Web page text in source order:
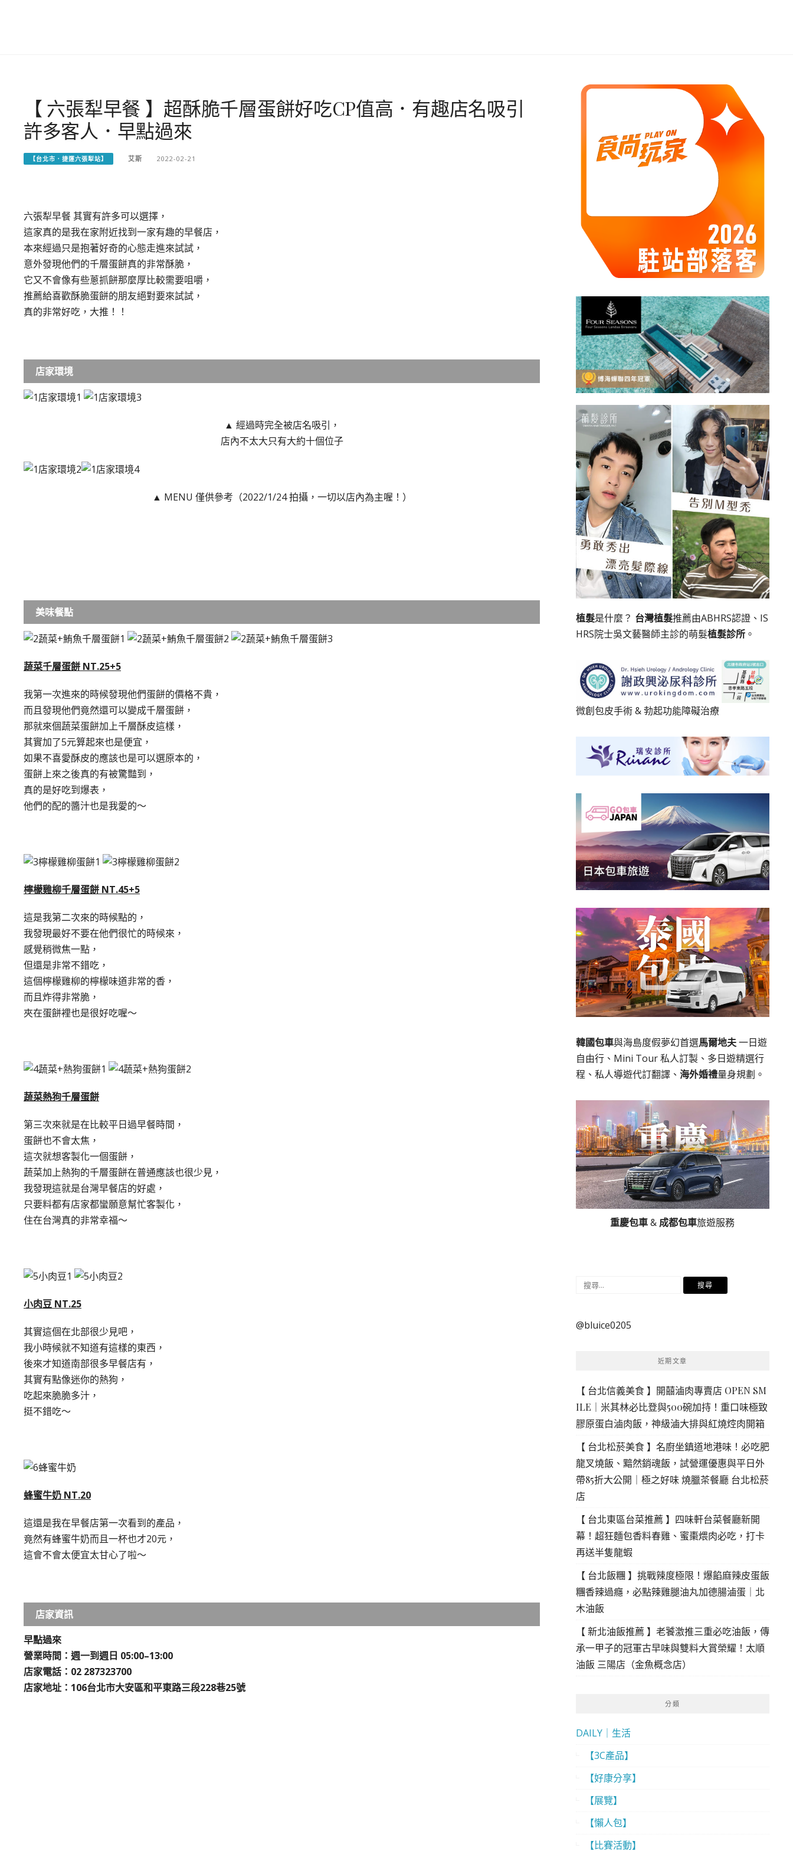
【 六張犁早餐 】超酥脆千層蛋餅好吃CP值高．有趣店名吸引
許多客人．早點過來
【台北市．捷運六張犁站】 艾斯 2022-02-21
六張犁早餐 其實有許多可以選擇，
這家真的是我在家附近找到一家有趣的早餐店，
本來經過只是抱著好奇的心態走進來試試，
意外發現他們的千層蛋餅真的非常酥脆，
它又不會像有些蔥抓餅那麼厚比較需要咀嚼，
推薦給喜歡酥脆蛋餅的朋友絕對要來試試，
真的非常好吃，大推！！
店家環境
▲ 經過時完全被店名吸引，
店內不太大只有大約十個位子
▲ MENU 僅供參考（2022/1/24 拍攝，一切以店內為主喔！）
美味餐點
蔬菜千層蛋餅 NT.25+5
我第一次進來的時候發現他們蛋餅的價格不貴，
而且發現他們竟然還可以變成千層蛋餅，
那就來個蔬菜蛋餅加上千層酥皮這樣，
其實加了5元算起來也是便宜，
如果不喜愛酥皮的應該也是可以選原本的，
蛋餅上來之後真的有被驚豔到，
真的是好吃到爆表，
他們的配的醬汁也是我愛的～
檸檬雞柳千層蛋餅 NT.45+5
這是我第二次來的時候點的，
我發現最好不要在他們很忙的時候來，
感覺稍微焦一點，
但還是非常不錯吃，
這個檸檬雞柳的檸檬味道非常的香，
而且炸得非常脆，
夾在蛋餅裡也是很好吃喔～
蔬菜熱狗千層蛋餅
第三次來就是在比較平日過早餐時間，
蛋餅也不會太焦，
這次就想客製化一個蛋餅，
蔬菜加上熱狗的千層蛋餅在普通應該也很少見，
我發現這就是台灣早餐店的好處，
只要料都有店家都蠻願意幫忙客製化，
住在台灣真的非常幸福～
小肉豆 NT.25
其實這個在北部很少見吧，
我小時候就不知道有這樣的東西，
後來才知道南部很多早餐店有，
其實有點像迷你的熱狗，
吃起來脆脆多汁，
挺不錯吃～
蜂蜜牛奶 NT.20
這還是我在早餐店第一次看到的產品，
竟然有蜂蜜牛奶而且一杯也才20元，
這會不會太便宜太甘心了啦～
店家資訊
早點過來
營業時間：週一到週日 05:00–13:00
店家電話：02 287323700
店家地址：106台北市大安區和平東路三段228巷25號
植髮是什麼？ 台灣植髮推薦由ABHRS認證、IS
HRS院士吳文藝醫師主診的萌髮植髮診所。
微創包皮手術&勃起功能障礙治療
韓國包車與海島度假夢幻首選馬爾地夫一日遊
自由行、Mini Tour 私人訂製、多日遊精選行
程、私人導遊代訂翻譯、 海外婚禮量身規劃。
重慶包車& 成都包車旅遊服務
搜
鍵
@bluice0205
近期文章
【 台北信義美食 】開囍滷肉專賣店 OPEN SM
ILE｜米其林必比登與500碗加持！重口味極致
膠原蛋白滷肉飯，神級滷大排與紅燒焢肉開箱
【 台北松菸美食 】名廚坐鎮道地港味！必吃肥
龍叉燒飯、黯然銷魂飯，試營運優惠與平日外
帶85折大公開｜極之好味 燒臘茶餐廳 台北松菸
店
【 台北東區台菜推薦 】四味軒台菜餐廳新開
幕！超狂麵包香料春雞、蜜棗煨肉必吃，打卡
再送半隻龍蝦
【 台北飯糰 】挑戰辣度極限！爆餡麻辣皮蛋飯
糰香辣過癮，必點辣雞腿油丸加德腸滷蛋｜北
木油飯
【 新北油飯推薦 】老饕激推三重必吃油飯，傳
承一甲子的冠軍古早味與雙料大賞榮耀！太順
油飯 三陽店（金魚概念店）
分類
DAILY｜生活
【3C產品】
【好康分享】
【展覽】
【懶人包】
【比賽活動】